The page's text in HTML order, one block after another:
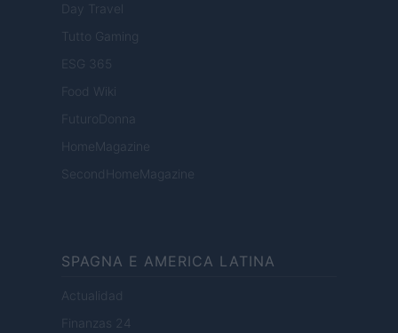
Day Travel
Tutto Gaming
ESG 365
Food Wiki
FuturoDonna
HomeMagazine
SecondHomeMagazine
SPAGNA E AMERICA LATINA
Actualidad
Finanzas 24